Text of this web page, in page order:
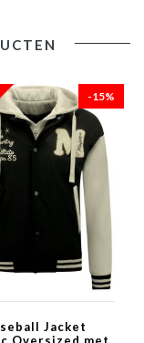
-15%
Jacket
Oversized met